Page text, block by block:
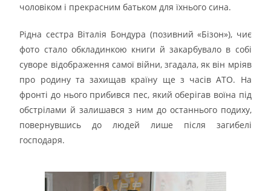
чоловіком і прекрасним батьком для їхнього сина.
Рідна сестра Віталія Бондура (позивний «Бізон»), чиє
фото стало обкладинкою книги й закарбувало в собі
суворе відображення самої війни, згадала, як він мріяв
про родину та захищав країну ще з часів АТО. На
фронті до нього прибився пес, який оберігав воїна під
обстрілами й залишався з ним до останнього подиху,
повернувшись до людей лише після загибелі
господаря.